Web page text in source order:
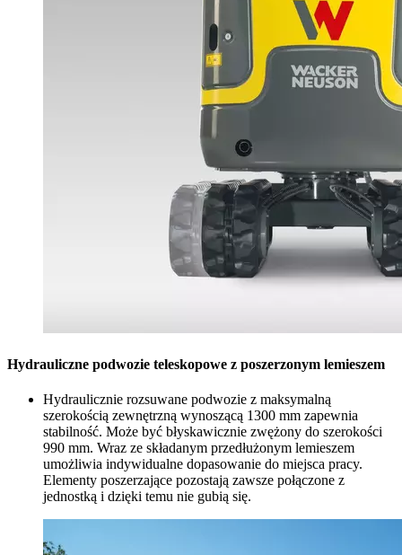
Hydrauliczne podwozie teleskopowe z poszerzonym lemieszem
Hydraulicznie rozsuwane podwozie z maksymalną
szerokością zewnętrzną wynoszącą 1300 mm zapewnia
stabilność. Może być błyskawicznie zwężony do szerokości
990 mm. Wraz ze składanym przedłużonym lemieszem
umożliwia indywidualne dopasowanie do miejsca pracy.
Elementy poszerzające pozostają zawsze połączone z
jednostką i dzięki temu nie gubią się.